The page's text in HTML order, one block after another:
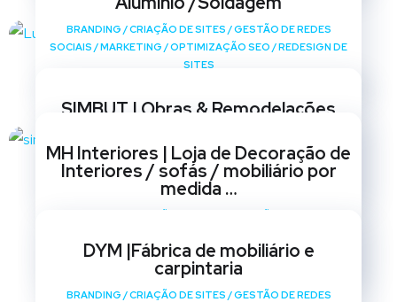
BRANDING /CRIAÇÃO DE SITES /GESTÃO DE REDES
SOCIAIS /MARKETING /OPTIMIZAÇÃO SEO /REDESIGN DE
SITES
SIMBUT | Obras & Remodelações
SOCIAIS /MARKETING OPTIMIZAÇÃO SEO/ REDESIGN DE
SITES
MH Interiores | Loja de Decoração de
Interiores / sofás / mobiliário por
medida …
SITES
DYM |Fábrica de mobiliário e
carpintaria
BRANDING /CRIAÇÃO DE SITES /GESTÃO DE REDES